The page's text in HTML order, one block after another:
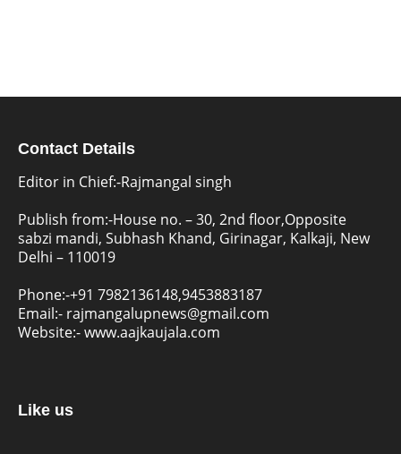
Contact Details
Editor in Chief:-Rajmangal singh
Publish from:-House no. – 30, 2nd floor,Opposite
sabzi mandi, Subhash Khand, Girinagar, Kalkaji, New
Delhi – 110019
Phone:-+91 7982136148,9453883187
Email:- rajmangalupnews@gmail.com
Website:-www.aajkaujala.com
Like us